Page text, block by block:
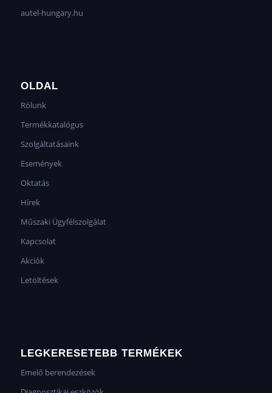
autel-hungary.hu
OLDAL
Rólunk
Termékkatalógus
Szolgáltatásaink
Események
Oktatás
Hírek
Műszaki Ügyfélszolgálat
Kapcsolat
Akciók
Letöltések
LEGKERESETEBB TERMÉKEK
Emelő berendezések